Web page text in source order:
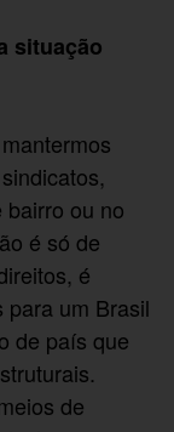
situação
ou no
é só de
é
para um Brasil
de país que
de